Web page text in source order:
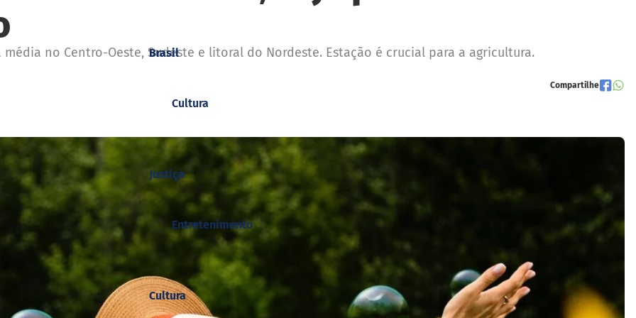
Cultura
Entretenimento
Brasil
Justiça
Cultura
no Centro-Oeste, Sudeste e litoral do Nordeste. Estação é crucial para a agricultura.
Compartilhe